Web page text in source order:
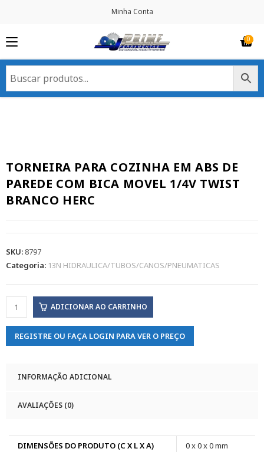
Minha Conta
TORNEIRA PARA COZINHA EM ABS DE
PAREDE COM BICA MOVEL 1/4V TWIST
BRANCO HERC
SKU: 8797
Categoria: 13N HIDRAULICA/TUBOS/CANOS/PNEUMATICAS
ADICIONAR AO CARRINHO
REGISTRE OU FAÇA LOGIN PARA VER O PREÇO
INFORMAÇÃO ADICIONAL
AVALIAÇÕES (0)
DIMENSÕES DO PRODUTO (C X L X A)
0 x 0 x 0 mm